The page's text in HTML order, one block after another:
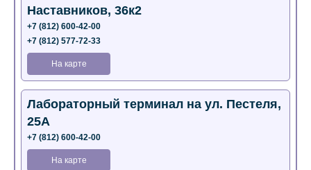
Наставников, 36к2
+7 (812) 600-42-00
+7 (812) 577-72-33
На карте
Лабораторный терминал на ул. Пестеля,
25А
+7 (812) 600-42-00
На карте